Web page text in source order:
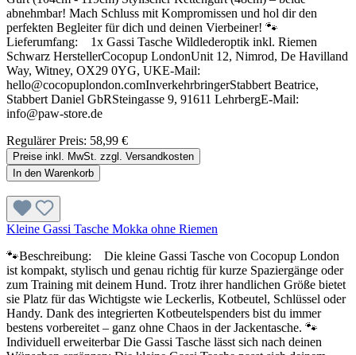
abnehmbar! Mach Schluss mit Kompromissen und hol dir den
perfekten Begleiter für dich und deinen Vierbeiner! 🐾
Lieferumfang: 1x Gassi Tasche Wildlederoptik inkl. Riemen
Schwarz HerstellerCocopup LondonUnit 12, Nimrod, De Havilland
Way, Witney, OX29 0YG, UKE-Mail:
hello@cocopuplondon.comInverkehrbringerStabbert Beatrice,
Stabbert Daniel GbRSteingasse 9, 91611 LehrbergE-Mail:
info@paw-store.de
Regulärer Preis: 58,99 €
Preise inkl. MwSt. zzgl. Versandkosten
In den Warenkorb
Kleine Gassi Tasche Mokka ohne Riemen
🐾Beschreibung: Die kleine Gassi Tasche von Cocopup London
ist kompakt, stylisch und genau richtig für kurze Spaziergänge oder
zum Training mit deinem Hund. Trotz ihrer handlichen Größe bietet
sie Platz für das Wichtigste wie Leckerlis, Kotbeutel, Schlüssel oder
Handy. Dank des integrierten Kotbeutelspenders bist du immer
bestens vorbereitet – ganz ohne Chaos in der Jackentasche. 🐾
Individuell erweiterbar Die Gassi Tasche lässt sich nach deinen